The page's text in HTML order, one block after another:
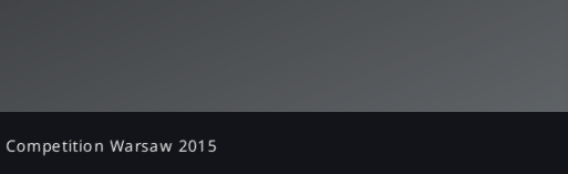
Warsaw 2015